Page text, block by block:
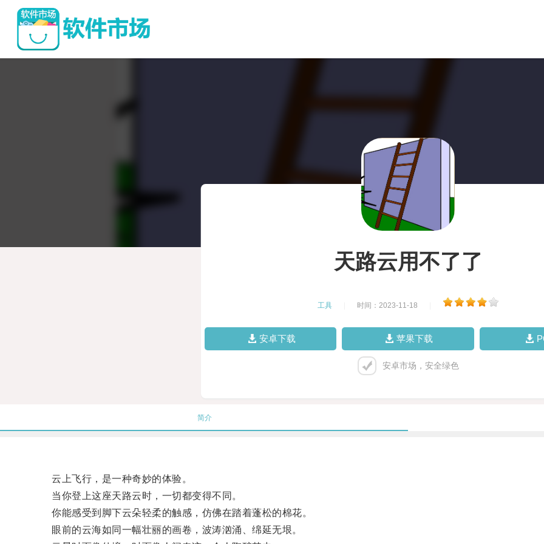
天路云用不了了
工具 时间：2023-11-18
安卓下载 苹果下载
安卓市场，安全绿色
简介
云上飞行，是一种奇妙的体验。
当你登上这座天路云时，一切都变得不同。
你能感受到脚下云朵轻柔的触感，仿佛在踏着蓬松的棉花。
眼前的云海如同一幅壮丽的画卷，波涛汹涌、绵延无垠。